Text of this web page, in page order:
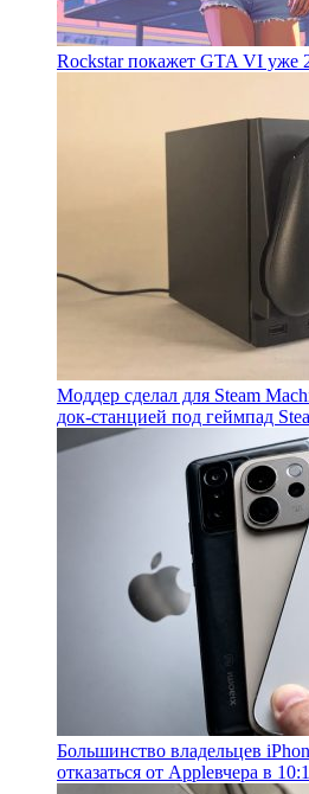
Rockstar покажет GTA VI уже
Моддер сделал для Steam
док-станцией под геймпад
Большинство владельцев
отказаться от Appleвчера в